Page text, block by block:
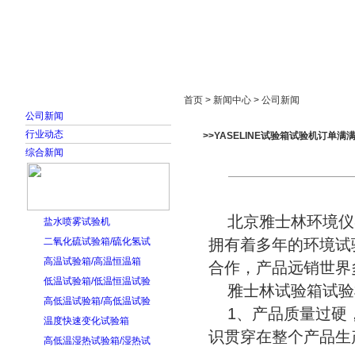
公司新闻
行业动态
综合新闻
盐水喷雾试验机
二氧化硫试验箱/硫化氢试
高温试验箱/高温恒温箱
低温试验箱/低温恒温试验
高低温试验箱/高低温试验
温度快速变化试验箱
高低温湿热试验箱/湿热试
首页 > 新闻中心 > 公司新闻
>>YASELINE试验箱试验机订单满
北京雅士林环境仪
拥有着多年的环境
合作，产品远销世
雅士林试验箱试验
1、产品质量过硬
识贯穿在整个产品